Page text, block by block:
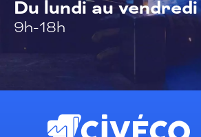
Du lundi au vendredi
9h-18h